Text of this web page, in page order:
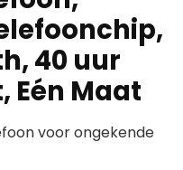
40 uur
Eén Maat
voor ongekende